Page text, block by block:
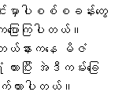
ာပါစစ်စခန်းတွေ
ာကြပါတယ်။
နားကနေ မိဇံ
ပြီး အဲဒီကမ်းခြေ
ထားပါတယ်။